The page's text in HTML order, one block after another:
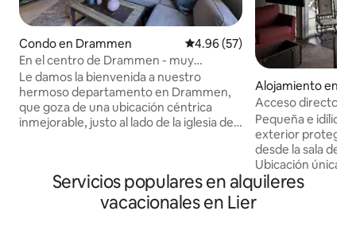
Condo en Drammen Calificación promedio: 4.96 de
4.96 (57)
En el centro de Drammen - muy
céntrico, aparcamiento gratuito
Le damos la bienvenida a nuestro
hermoso departamento en Drammen,
que goza de una ubicación céntrica
inmejorable, justo al lado de la iglesia de
en las inmediaciones, así como
excelentes opciones para hacer
senderismo. El departamento se
Alojamiento en
Acceso directo al
pescador de
Pequeña e idílica
exterior protegida
desde la sala de
Ubicación única,
río en el antiguo
salmón; la casa
Servicios populares en alquileres
vacacionales en Lier